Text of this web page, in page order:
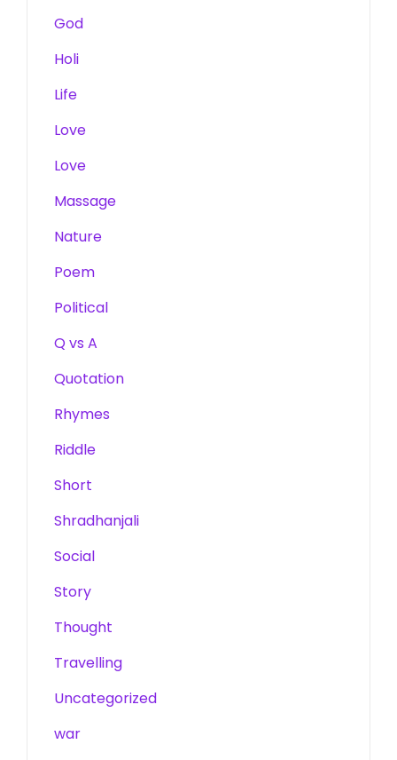
God
Holi
Life
Love
Love
Massage
Nature
Poem
Political
Q vs A
Quotation
Rhymes
Riddle
Short
Shradhanjali
Social
Story
Thought
Travelling
Uncategorized
war